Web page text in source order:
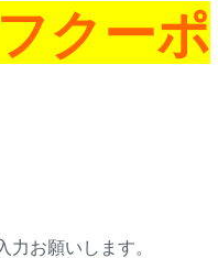
クーポ
力お願いします。